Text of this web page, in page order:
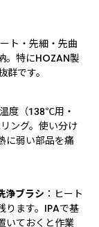
ト・先細・先曲
。特にHOZAN製
です。
度（138℃用・
ング。使い分け
に弱い部品を痛
浄ブラシ ：ヒート
ります。IPAで基
いておくと作業